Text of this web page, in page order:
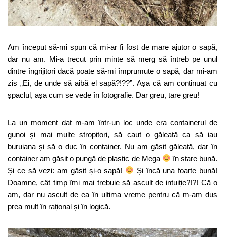
Am început să-mi spun că mi-ar fi fost de mare ajutor o sapă,
dar nu am. Mi-a trecut prin minte să merg să întreb pe unul
dintre îngrijitori dacă poate să-mi împrumute o sapă, dar mi-am
zis „Ei, de unde să aibă el sapă?!??”. Așa că am continuat cu
șpaclul, așa cum se vede în fotografie. Dar greu, tare greu!
La un moment dat m-am într-un loc unde era containerul de
gunoi și mai multe stropitori, să caut o găleată ca să iau
buruiana și să o duc în container. Nu am găsit găleată, dar în
container am găsit o pungă de plastic de Mega
în stare bună.
Și ce să vezi: am găsit și-o sapă!
Și încă una foarte bună!
Doamne, cât timp îmi mai trebuie să ascult de intuiție?!?! Că o
am, dar nu ascult de ea în ultima vreme pentru că m-am dus
prea mult în rațional și în logică.